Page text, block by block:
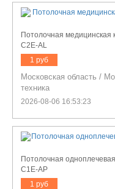
Потолочная медицинская
C2E-AL
1 руб
Московская область /
техника
2026-08-06 16:53:23
Потолочная
C1E-AP
1 руб